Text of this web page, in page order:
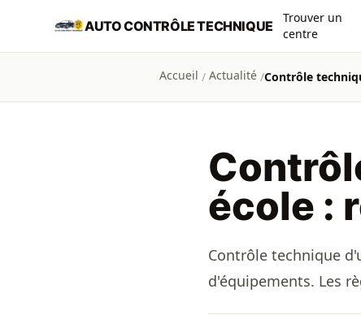
Aller au contenu principal
AUTO CONTRÔLE TECHNIQUE
Trouver un
centre
Accueil / Actualité /Contrôle
école :
Contrôle technique
d'équipements. Les